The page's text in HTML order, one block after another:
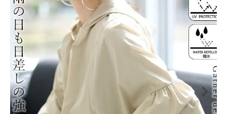
ACCOUNT MENU
ようこそ ゲスト 様
ログイン